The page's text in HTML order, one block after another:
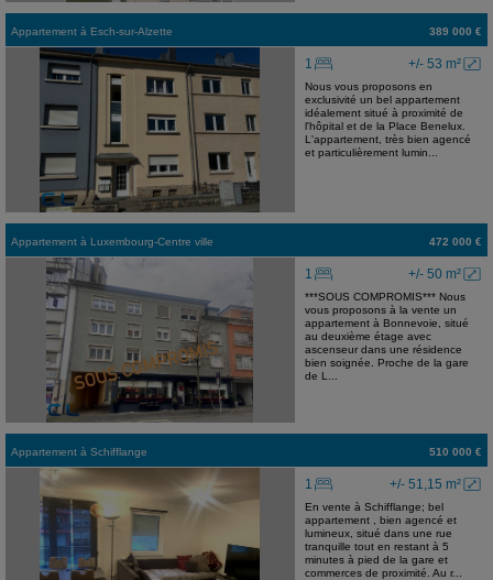
Appartement à Esch-sur-Alzette 389 000 €
+/- 53 m²
1
Nous vous proposons en
exclusivité un bel appartement
idéalement situé à proximité de
l'hôpital et de la Place Benelux.
L'appartement, très bien agencé
et particulièrement lumin...
Appartement à Luxembourg-Centre ville 472 000 €
+/- 50 m²
1
***SOUS COMPROMIS*** Nous
vous proposons à la vente un
appartement à Bonnevoie, situé
au deuxième étage avec
ascenseur dans une résidence
bien soignée. Proche de la gare
de L...
Appartement à Schifflange 510 000 €
+/- 51,15 m²
1
En vente à Schifflange; bel
appartement , bien agencé et
lumineux, situé dans une rue
tranquille tout en restant à 5
minutes à pied de la gare et
commerces de proximité. Au r...